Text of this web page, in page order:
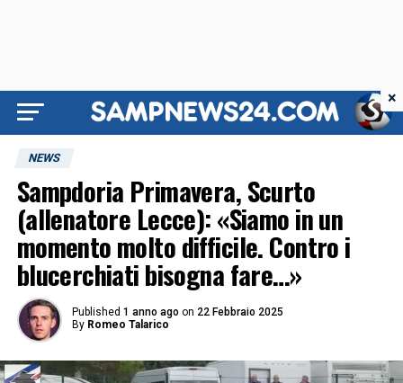
NEWS
Sampdoria Primavera, Scurto
(allenatore Lecce): «Siamo in un
momento molto difficile. Contro i
blucerchiati bisogna fare…»
Published 1 anno ago on 22 Febbraio 2025
By Romeo Talarico
×